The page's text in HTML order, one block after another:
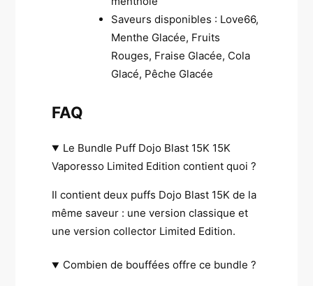
Saveurs disponibles : Love66,
Menthe Glacée, Fruits
Rouges, Fraise Glacée, Cola
Glacé, Pêche Glacée
FAQ
Le Bundle Puff Dojo Blast 15K 15K
Vaporesso Limited Edition contient quoi ?
Il contient deux puffs Dojo Blast 15K de la
même saveur : une version classique et
une version collector Limited Edition.
Combien de bouffées offre ce bundle ?